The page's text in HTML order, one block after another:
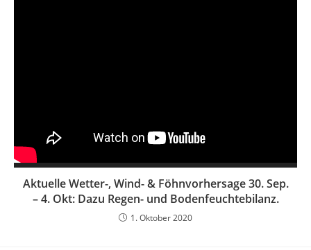
Aktuelle Wetter-, Wind- & Föhnvorhersage 30. Sep.
– 4. Okt: Dazu Regen- und Bodenfeuchtebilanz.
1. Oktober 2020